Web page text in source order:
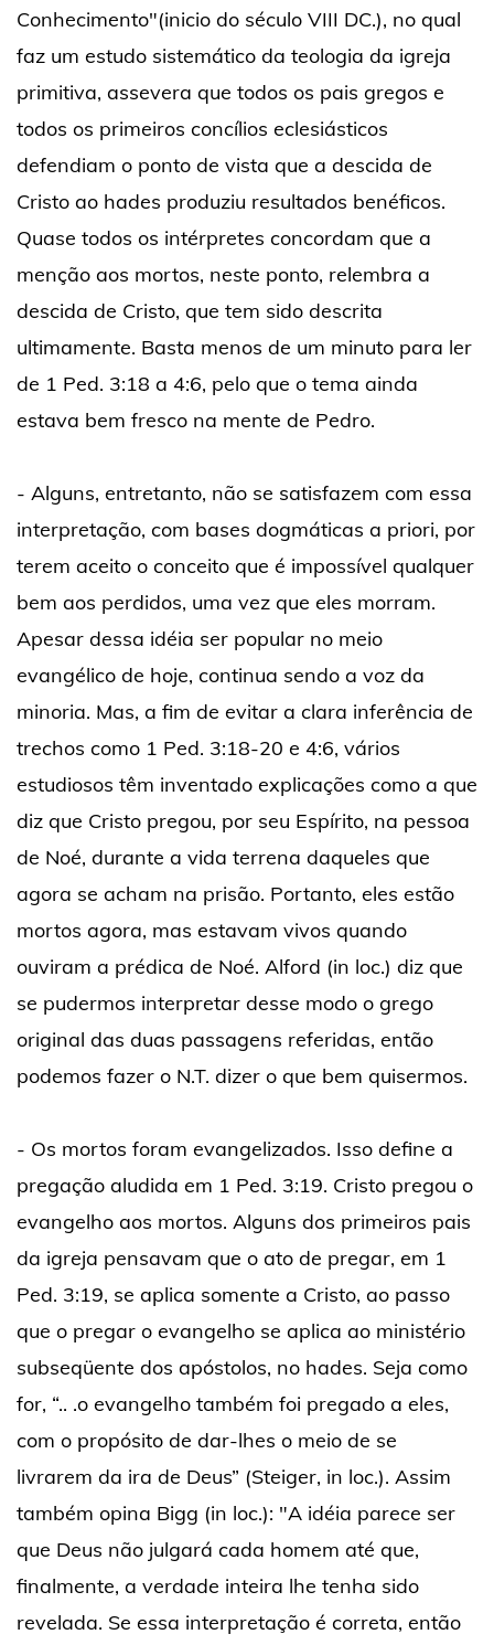
Conhecimento"(inicio do século VIII DC.), no qual
faz um estudo sistemático da teologia da igreja
primitiva, assevera que todos os pais gregos e
todos os primeiros concílios eclesiásticos
defendiam o ponto de vista que a descida de
Cristo ao hades produziu resultados benéficos.
Quase todos os intérpretes concordam que a
menção aos mortos, neste ponto, relembra a
descida de Cristo, que tem sido descrita
ultimamente. Basta menos de um minuto para ler
de 1 Ped. 3:18 a 4:6, pelo que o tema ainda
estava bem fresco na mente de Pedro.
- Alguns, entretanto, não se satisfazem com essa
interpretação, com bases dogmáticas a priori, por
terem aceito o conceito que é impossível qualquer
bem aos perdidos, uma vez que eles morram.
Apesar dessa idéia ser popular no meio
evangélico de hoje, continua sendo a voz da
minoria. Mas, a fim de evitar a clara inferência de
trechos como 1 Ped. 3:18-20 e 4:6, vários
estudiosos têm inventado explicações como a que
diz que Cristo pregou, por seu Espírito, na pessoa
de Noé, durante a vida terrena daqueles que
agora se acham na prisão. Portanto, eles estão
mortos agora, mas estavam vivos quando
ouviram a prédica de Noé. Alford (in loc.) diz que
se pudermos interpretar desse modo o grego
original das duas passagens referidas, então
podemos fazer o N.T. dizer o que bem quisermos.
- Os mortos foram evangelizados. Isso define a
pregação aludida em 1 Ped. 3:19. Cristo pregou o
evangelho aos mortos. Alguns dos primeiros pais
da igreja pensavam que o ato de pregar, em 1
Ped. 3:19, se aplica somente a Cristo, ao passo
que o pregar o evangelho se aplica ao ministério
subseqüente dos apóstolos, no hades. Seja como
for, “.. .o evangelho também foi pregado a eles,
com o propósito de dar-lhes o meio de se
livrarem da ira de Deus” (Steiger, in loc.). Assim
também opina Bigg (in loc.): "A idéia parece ser
que Deus não julgará cada homem até que,
finalmente, a verdade inteira lhe tenha sido
revelada. Se essa interpretação é correta, então